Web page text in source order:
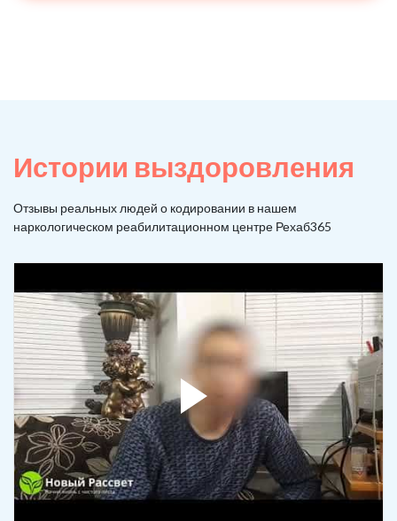
Истории выздоровления
Отзывы реальных людей о кодировании в нашем
наркологическом реабилитационном центре Рехаб365